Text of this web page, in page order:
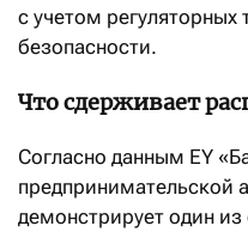
с учетом
безопасности.
Что сдерживает
Согласно данным EY
предпринимательской
демонстрирует один